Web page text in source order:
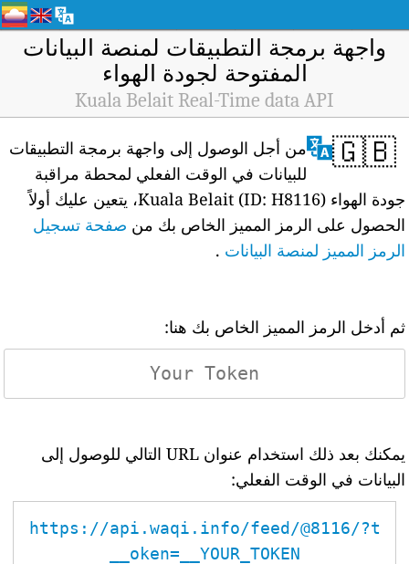
واجهة برمجة التطبيقات لمنصة البيانات
المفتوحة لجودة الهواء
Kuala Belait Real-Time data API
🇬🇧
من أجل الوصول إلى واجهة برمجة التطبيقات
للبيانات في الوقت الفعلي لمحطة مراقبة
جودة الهواء Kuala Belait (ID: H8116)، يتعين عليك أولاً
الحصول على الرمز المميز الخاص بك من صفحة تسجيل
الرمز المميز لمنصة البيانات .
ثم أدخل الرمز المميز الخاص بك هنا:
يمكنك بعد ذلك استخدام عنوان URL التالي للوصول إلى
البيانات في الوقت الفعلي:
https://api.waqi.info/feed/@8116/?t
oken=__YOUR_TOKEN__